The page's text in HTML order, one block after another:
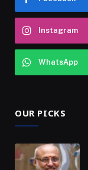
Instagram
WhatsApp
OUR PICKS